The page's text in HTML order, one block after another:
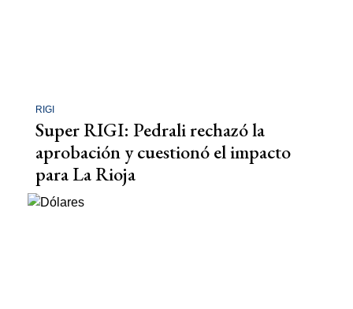
RIGI
Super RIGI: Pedrali rechazó la
aprobación y cuestionó el impacto
para La Rioja